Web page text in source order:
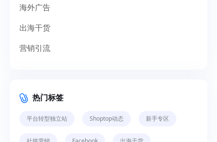
海外广告
出海干货
营销引流
热门标签
平台转型独立站 Shoptop动态 新手专区